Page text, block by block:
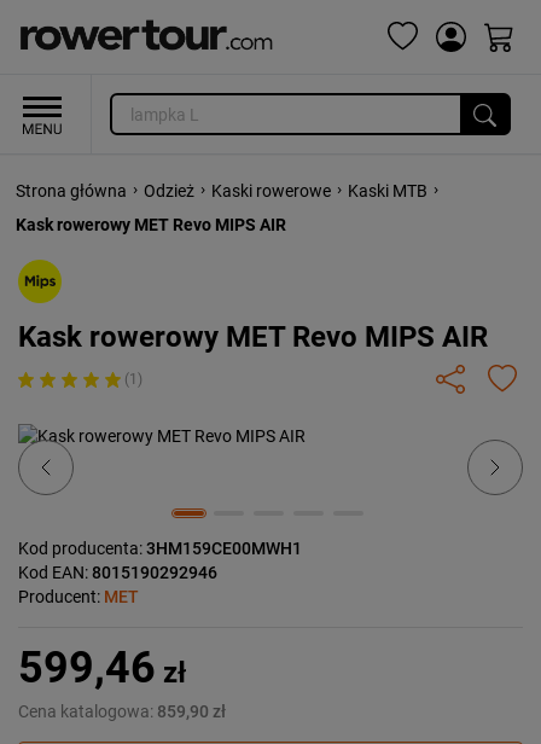
Strona główna › Odzież › Kaski rowerowe › Kaski MTB ›
Kask rowerowy MET Revo MIPS AIR
Kask rowerowy MET Revo MIPS AIR
(1)
Previous Next
Kod producenta:3HM159CE00MWH1
Kod EAN:8015190292946
Producent: MET
599,46 zł
Cena katalogowa: 859,90 zł